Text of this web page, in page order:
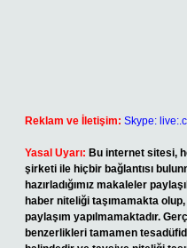
Reklam ve İletişim: Skype:
Yasal Uyarı: Bu internet sitesi,
şirketi ile hiçbir bağlantısı
hazırladığımız makaleler
haber niteliği taşımamakta
paylaşım yapılmamaktadır.
benzerlikleri tamamen